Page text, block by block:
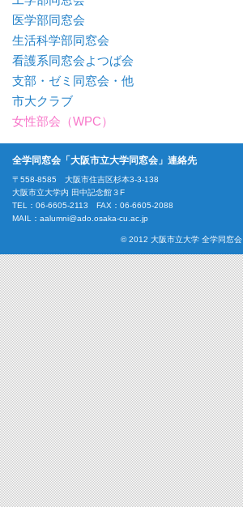
医学部同窓会
生活科学部同窓会
看護系同窓会よつば会
支部・ゼミ同窓会・他
市大クラブ
女性部会（WPC）
全学同窓会「大阪市立大学同窓会」連絡先
〒558-8585 大阪市住吉区杉本3-3-138
大阪市立大学内 田中記念館３F
TEL：06-6605-2113 FAX：06-6605-2088
MAIL： aalumni@ado.osaka-cu.ac.jp
© 2012 大阪市立大学 全学同窓会